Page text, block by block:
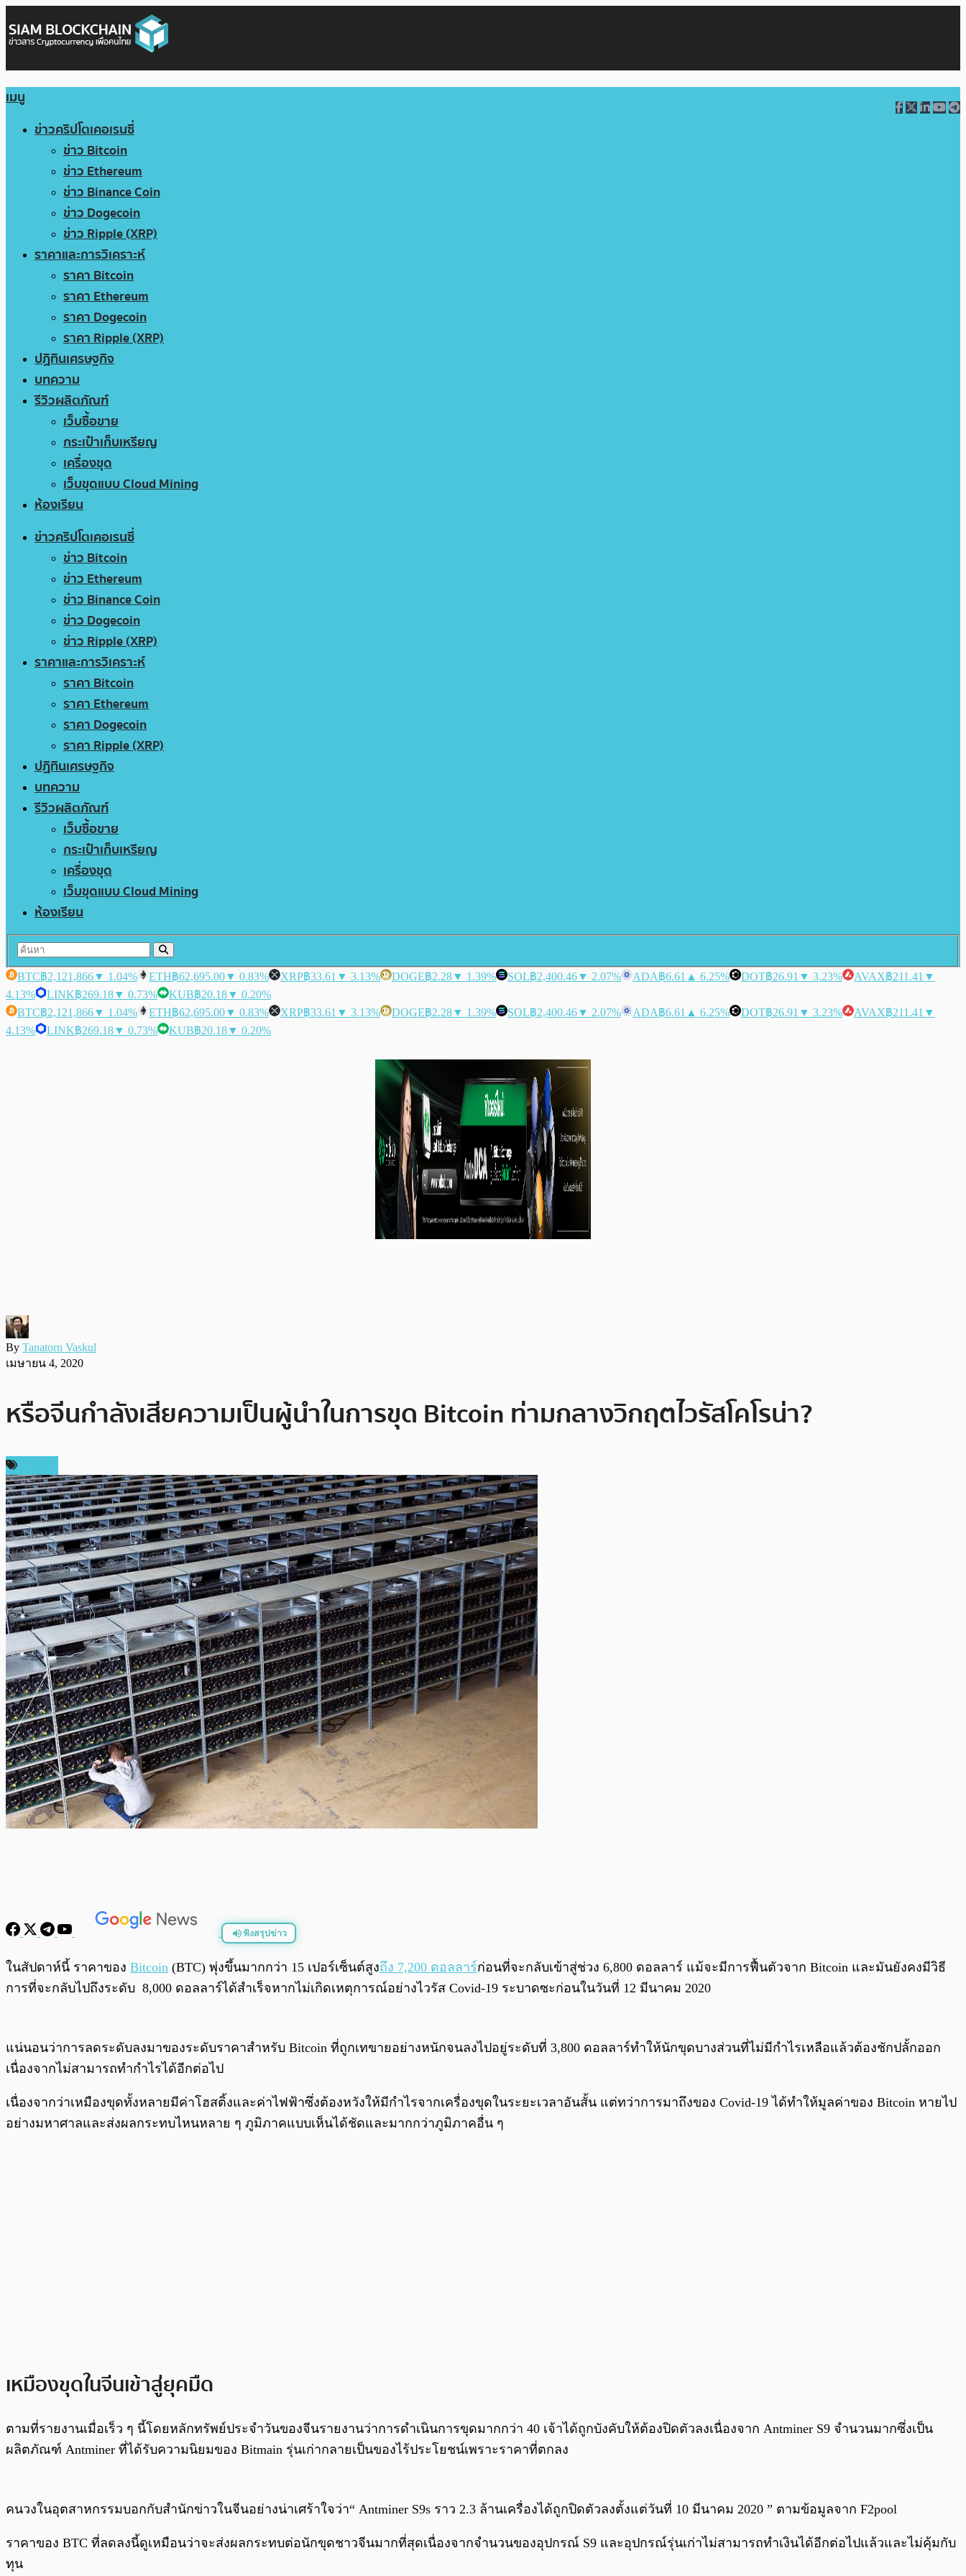
เมนู
ข่าวคริปโตเคอเรนซี่
ข่าว Bitcoin
ข่าว Ethereum
ข่าว Binance Coin
ข่าว Dogecoin
ข่าว Ripple (XRP)
ราคาและการวิเคราะห์
ราคา Bitcoin
ราคา Ethereum
ราคา Dogecoin
ราคา Ripple (XRP)
ปฏิทินเศรษฐกิจ
บทความ
รีวิวผลิตภัณฑ์
เว็บซื้อขาย
กระเป๋าเก็บเหรียญ
เครื่องขุด
เว็บขุดแบบ Cloud Mining
ห้องเรียน
ข่าวคริปโตเคอเรนซี่
ข่าว Bitcoin
ข่าว Ethereum
ข่าว Binance Coin
ข่าว Dogecoin
ข่าว Ripple (XRP)
ราคาและการวิเคราะห์
ราคา Bitcoin
ราคา Ethereum
ราคา Dogecoin
ราคา Ripple (XRP)
ปฏิทินเศรษฐกิจ
บทความ
รีวิวผลิตภัณฑ์
เว็บซื้อขาย
กระเป๋าเก็บเหรียญ
เครื่องขุด
เว็บขุดแบบ Cloud Mining
ห้องเรียน
BTC฿2,121,866▼ 1.04% ETH฿62,695.00▼ 0.83% XRP฿33.61 ▼ 3.13% DOGE฿2.28▼ 1.39% SOL฿2,400.46▼ 2.07% ADA฿6.61 ▲ 6.25% DOT฿26.91 ▼ 3.23% AVAX฿211.41 ▼
4.13%
LINK฿269.18▼ 0.73% KUB฿20.18▼ 0.20%
BTC฿2,121,866▼ 1.04% ETH฿62,695.00▼ 0.83% XRP฿33.61 ▼ 3.13% DOGE฿2.28▼ 1.39% SOL฿2,400.46▼ 2.07% ADA฿6.61 ▲ 6.25% DOT฿26.91 ▼ 3.23% AVAX฿211.41 ▼
4.13%
LINK฿269.18▼ 0.73% KUB฿20.18▼ 0.20%
By Tanatorn Vaskul
เมษายน 4, 2020
หรือจีนกำลังเสียความเป็นผู้นำในการขุด Bitcoin ท่ามกลางวิกฤตไวรัสโคโรน่า?
ฟังสรุปข่าว
พร้อมเล่น 0:00/ 0:00
ในสัปดาห์นี้ ราคาของ Bitcoin (BTC) พุ่งขึ้นมากกว่า 15 เปอร์​เซ็นต์สูงถึง 7,200 ดอลลาร์ก่อนที่จะกลับเข้าสู่ช่วง 6,800 ดอลลาร์ แม้จะมีการฟื้นตัวจาก Bitcoin และมันยังคงมีวิธี
การที่จะกลับไปถึงระดับ 8,000 ดอลลาร์ได้สำเร็จหากไม่เกิดเหตุการณ์อย่างไวรัส Covid-19 ระบาดซะก่อนในวันที่ 12 มีนาคม 2020
แน่นอนว่าการลดระดับลงมาของระดับราคาสำหรับ Bitcoin ที่ถูกเทขายอย่างหนักจนลงไปอยู่ระดับที่ 3,800 ดอลลาร์ทำให้นักขุดบางส่วนที่ไม่มีกำไรเหลือแล้วต้องชักปลั้กออก
เนื่องจากไม่สามารถทำกำไรได้อีกต่อไป
เนื่องจากว่าเหมืองขุดทั้งหลายมีค่าโฮสติ้งและค่าไฟฟ้าซึ่งต้องหวังให้มีกำไรจากเครื่องขุดในระยะเวลาอันสั้น แต่ทว่าการมาถึงของ Covid-19 ได้ทำให้มูลค่าของ Bitcoin หายไป
อย่างมหาศาลและส่งผลกระทบไหนหลาย ๆ ภูมิภาคแบบเห็นได้ชัดและมากกว่าภูมิภาคอื่น ๆ
เหมืองขุดในจีนเข้าสู่ยุคมืด
ตามที่รายงานเมื่อเร็ว ๆ นี้โดยหลักทรัพย์ประจำวันของจีนรายงานว่าการดำเนินการขุดมากกว่า 40 เจ้าได้ถูกบังคับให้ต้องปิดตัวลงเนื่องจาก Antminer S9 จำนวนมากซึ่งเป็น
ผลิตภัณฑ์ Antminer ที่ได้รับความนิยมของ Bitmain รุ่นเก่ากลายเป็นของไร้ประโยชน์เพราะราคาที่ตกลง
คนวงในอุตสาหกรรมบอกกับสำนักข่าวในจีนอย่างน่าเศร้าใจว่า“ Antminer S9s ราว 2.3 ล้านเครื่องได้ถูกปิดตัวลงตั้งแต่วันที่ 10 มีนาคม 2020 ” ตามข้อมูลจาก F2pool
ราคาของ BTC ที่ลดลงนี้ดูเหมือนว่าจะส่งผลกระทบต่อนักขุดชาวจีนมากที่สุดเนื่องจากจำนวนของอุปกรณ์ S9 และอุปกรณ์รุ่นเก่าไม่สามารถทำเงินได้อีกต่อไปแล้วและไม่คุ้มกับ
ทุน